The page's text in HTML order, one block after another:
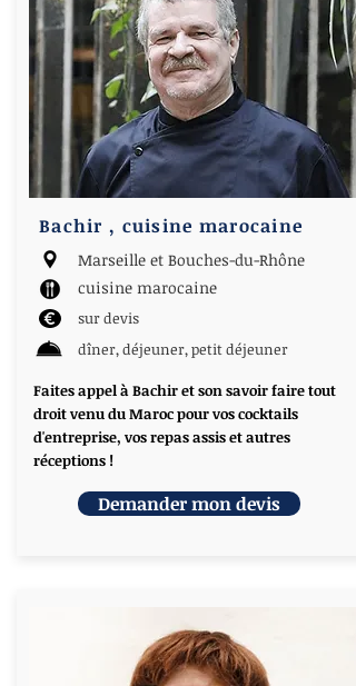
Bachir , cuisine marocaine
Marseille et Bouches-du-Rhône
cuisine marocaine
sur devis
dîner, déjeuner, petit déjeuner
Faites appel à Bachir et son savoir faire tout
droit venu du Maroc pour vos cocktails
d'entreprise, vos repas assis et autres
réceptions !
Demander mon devis